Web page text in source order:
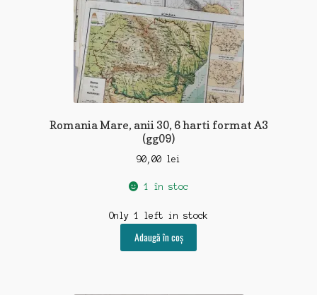
Romania Mare, anii 30, 6 harti format A3
(gg09)
90,00 lei
1 în stoc
Only 1 left in stock
Adaugă în coș